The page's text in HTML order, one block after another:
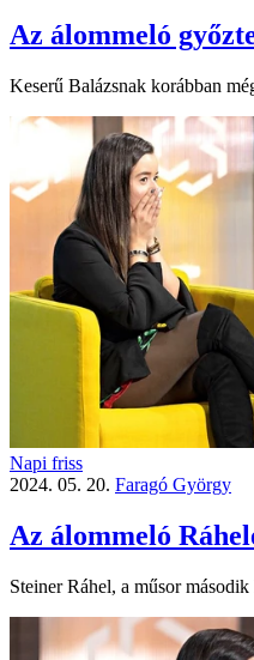
Az álommeló
Keserű Balázsnak korábban
Napi friss
2024. 05. 20. Faragó György
Az álommeló
Steiner Ráhel, a műsor